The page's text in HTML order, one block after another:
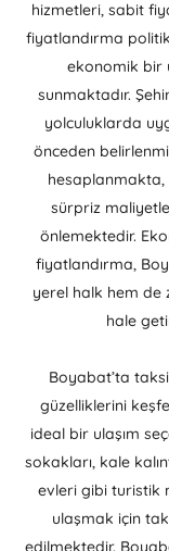
hizmetleri, sabit
fiyatlandırma
ekonomik bir
sunmaktadır.
yolculuklarda
önceden
sürpriz
önlemektedir.
fiyatlandırma,
yerel halk hem de
hale
Boyabat’ta
güzelliklerini
ideal bir ulaşım
sokakları, kale
evleri gibi turistik
ulaşmak için
edilmektedir.